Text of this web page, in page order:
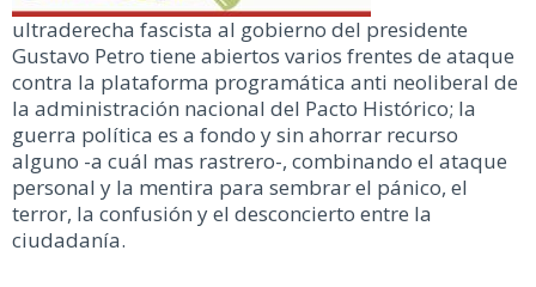
ultraderecha fascista al gobierno del presidente
Gustavo Petro tiene abiertos varios frentes de ataque
contra la plataforma programática anti neoliberal de
la administración nacional del Pacto Histórico; la
guerra política es a fondo y sin ahorrar recurso
alguno -a cuál mas rastrero-, combinando el ataque
personal y la mentira para sembrar el pánico, el
terror, la confusión y el desconcierto entre la
ciudadanía.